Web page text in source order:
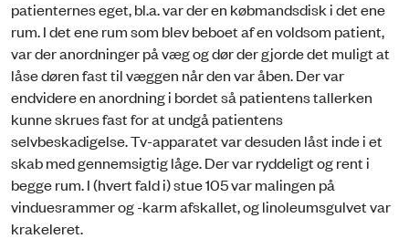
patienternes eget, bl.a. var der en købmandsdisk i det ene
rum. I det ene rum som blev beboet af en voldsom patient,
var der anordninger på væg og dør der gjorde det muligt at
låse døren fast til væggen når den var åben. Der var
endvidere en anordning i bordet så patientens tallerken
kunne skrues fast for at undgå patientens
selvbeskadigelse. Tv-apparatet var desuden låst inde i et
skab med gennemsigtig låge. Der var ryddeligt og rent i
begge rum. I (hvert fald i) stue 105 var malingen på
vinduesrammer og -karm afskallet, og linoleumsgulvet var
krakeleret.